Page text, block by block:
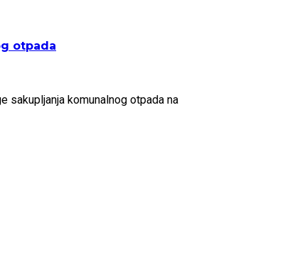
otpada
sakupljanja komunalnog otpada na